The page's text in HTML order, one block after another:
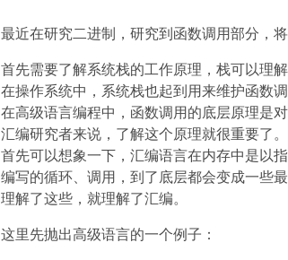
最近在研究二进制，研究到函数调用部分，
首先需要了解系统栈的工作原理，栈可以理
在操作系统中，系统栈也起到用来维护函数
在高级语言编程中，函数调用的底层原理是
汇编研究者来说，了解这个原理就很重要了。
首先可以想象一下，汇编语言在内存中是以
编写的循环、调用，到了底层都会变成一些
理解了这些，就理解了汇编。
这里先抛出高级语言的一个例子：